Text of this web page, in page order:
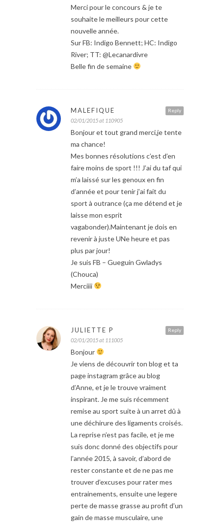
Merci pour le concours & je te
souhaite le meilleurs pour cette
nouvelle année.
Sur FB: Indigo Bennett; HC: Indigo
River; TT: @Lecanardivre
Belle fin de semaine
Reply
MALEFIQUE
02/01/2015 at 110905
Bonjour et tout grand merci,je tente
ma chance!
Mes bonnes résolutions c’est d’en
faire moins de sport !!! J’ai du taf qui
m’a laissé sur les genoux en fin
d’année et pour tenir j’ai fait du
sport à outrance (ça me détend et je
laisse mon esprit
vagabonder).Maintenant je dois en
revenir à juste UNe heure et pas
plus par jour!
Je suis FB – Gueguin Gwladys
(Chouca)
Merciiii
Reply
JULIETTE P
02/01/2015 at 111005
Bonjour
Je viens de découvrir ton blog et ta
page instagram grâce au blog
d’Anne, et je le trouve vraiment
inspirant. Je me suis récemment
remise au sport suite à un arret dû à
une déchirure des ligaments croisés.
La reprise n’est pas facile, et je me
suis donc donné des objectifs pour
l’année 2015, à savoir, d’abord de
rester constante et de ne pas me
trouver d’excuses pour rater mes
entrainements, ensuite une legere
perte de masse grasse au profit d’un
gain de masse musculaire, une